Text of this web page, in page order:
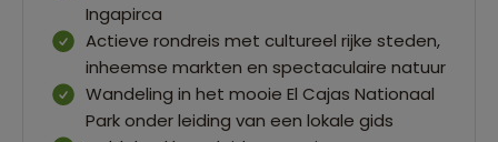
Ingapirca
Actieve rondreis met cultureel rijke steden,
inheemse markten en spectaculaire natuur
Wandeling in het mooie El Cajas Nationaal
Park onder leiding van een lokale gids